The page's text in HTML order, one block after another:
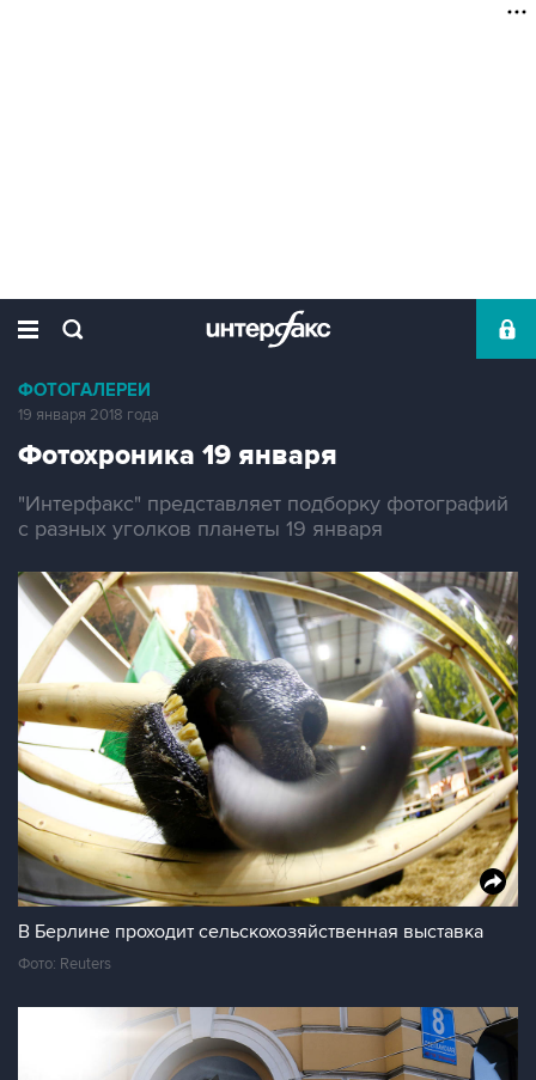
ФОТОГАЛЕРЕИ
19 января 2018 года
Фотохроника 19 января
"Интерфакс" представляет подборку фотографий
с разных уголков планеты 19 января
В Берлине проходит сельскохозяйственная выставка
Фото: Reuters